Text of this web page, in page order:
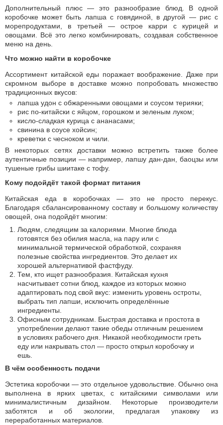
Дополнительный плюс — это разнообразие блюд. В одной
коробочке может быть лапша с говядиной, в другой — рис с
морепродуктами, в третьей — острое карри с курицей и
овощами. Всё это легко комбинировать, создавая собственное
меню на день.
Что можно найти в коробочке
Ассортимент китайской еды поражает воображение. Даже при
скромном выборе в доставке можно попробовать множество
традиционных вкусов:
лапша удон с обжаренными овощами и соусом терияки;
рис по-китайски с яйцом, горошком и зеленым луком;
кисло-сладкая курица с ананасами;
свинина в соусе хойсин;
креветки с чесноком и чили.
В некоторых сетях доставки можно встретить также более
аутентичные позиции — например, лапшу дан-дан, баоцзы или
тушеные грибы шиитаке с тофу.
Кому подойдёт такой формат питания
Китайская еда в коробочках — это не просто перекус.
Благодаря сбалансированному составу и большому количеству
овощей, она подойдёт многим:
Людям, следящим за калориями. Многие блюда
готовятся без обилия масла, на пару или с
минимальной термической обработкой, сохраняя
полезные свойства ингредиентов. Это делает их
хорошей альтернативой фастфуду.
Тем, кто ищет разнообразия. Китайская кухня
насчитывает сотни блюд, каждое из которых можно
адаптировать под свой вкус: изменить уровень остроты,
выбрать тип лапши, исключить определённые
ингредиенты.
Офисным сотрудникам. Быстрая доставка и простота в
употреблении делают такие обеды отличным решением
в условиях рабочего дня. Никакой необходимости греть
еду или накрывать стол — просто открыл коробочку и
ешь.
В чём особенность подачи
Эстетика коробочки — это отдельное удовольствие. Обычно она
выполнена в ярких цветах, с китайскими символами или
минималистичным дизайном. Некоторые производители
заботятся и об экологии, предлагая упаковку из
переработанных материалов.